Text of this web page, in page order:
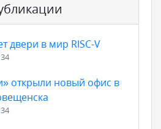
двери в мир RISC-V
34
открыли новый офис в
34